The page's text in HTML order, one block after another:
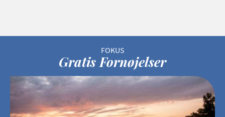
Gratis Fornøjelser